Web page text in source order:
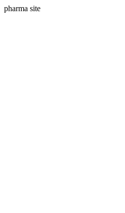
pharma site